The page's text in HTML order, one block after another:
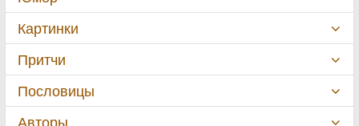
Картинки
Притчи
Пословицы
Авторы